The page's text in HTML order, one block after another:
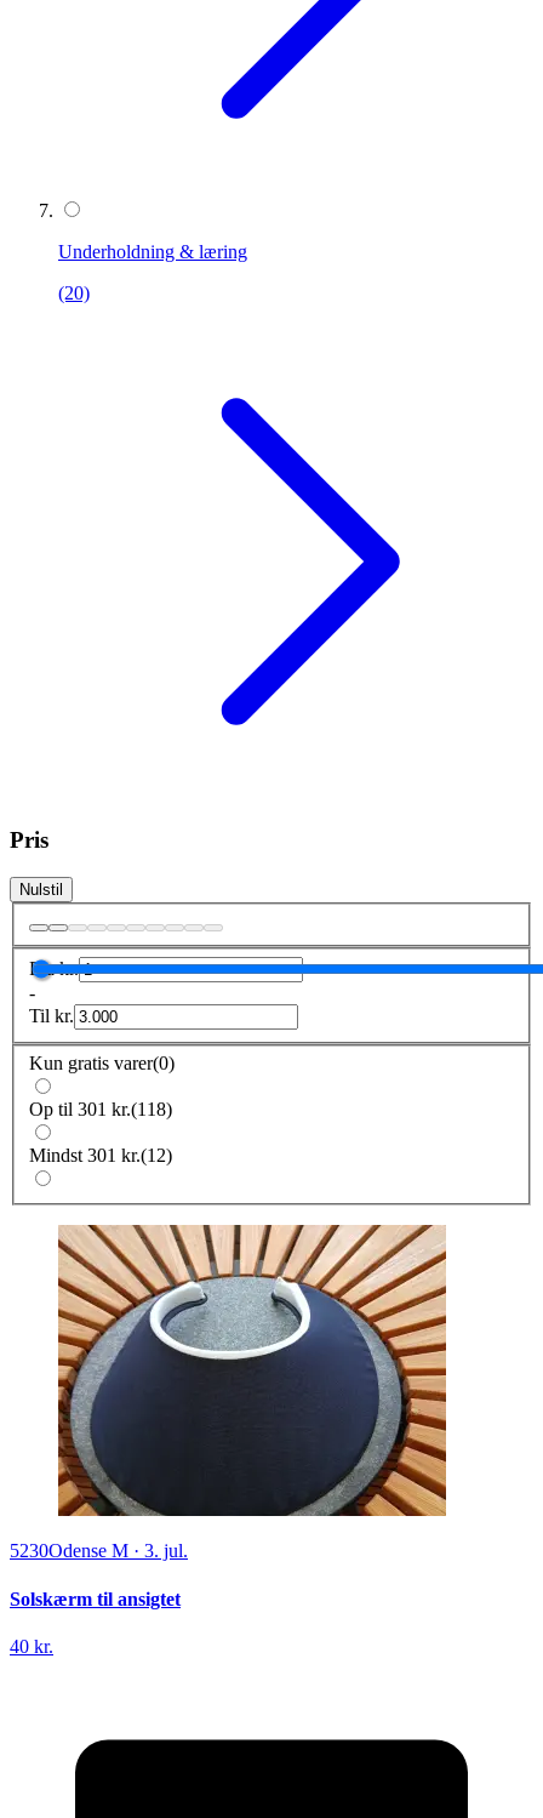
Underholdning & læring
(20)
Pris
Nulstil
Frakr.
-
Til kr.
Kun gratis varer(0)
Op til 301 kr.(118)
Mindst 301 kr.(12)
5230Odense M · 3. jul.
Solskærm til ansigtet
40 kr.